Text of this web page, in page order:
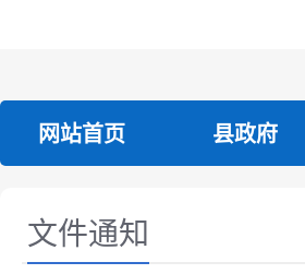
网站首页 县政府
文件通知